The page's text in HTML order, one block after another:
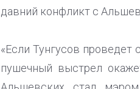
давний конфликт с
«Если Тунгусов проведет
пушечный выстрел